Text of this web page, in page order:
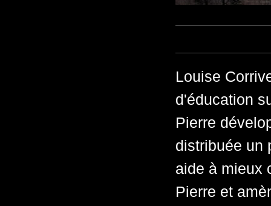
Louise
d'éducation
Pierre
distribuée un
aide à mieux
Pierre et